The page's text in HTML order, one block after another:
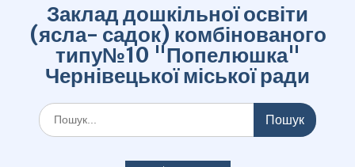
Заклад дошкільної освіти
(ясла- садок) комбінованого
типу№10 "Попелюшка"
Чернівецької міської ради
Шукати: